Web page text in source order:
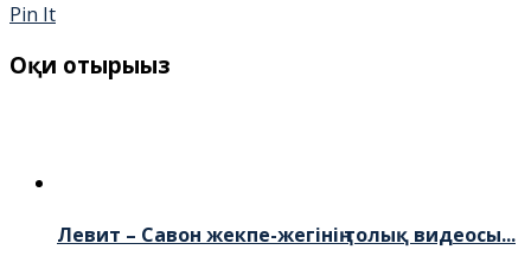
Pin It
Оқи отырыңыз
Левит – Савон жекпе-жегінің толық видеосы...